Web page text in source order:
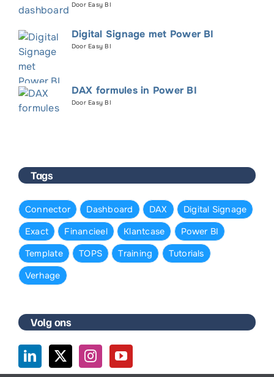
Door Easy BI
Digital Signage met Power BI
Door Easy BI
DAX formules in Power BI
Door Easy BI
Tags
Connector Dashboard DAX
Digital Signage
Exact
Financieel Klantcase
Power BI
Template
TOPS Training
Tutorials
Verhage
Volg ons